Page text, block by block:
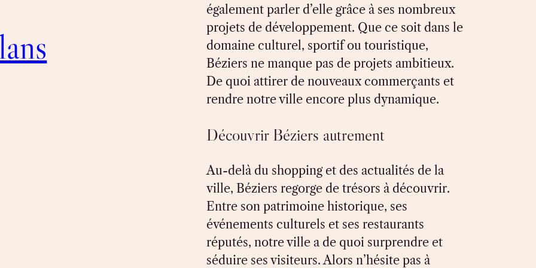
également parler d’elle grâce à ses nombreux
projets de développement. Que ce soit dans le
domaine culturel, sportif ou touristique,
Béziers ne manque pas de projets ambitieux.
De quoi attirer de nouveaux commerçants et
rendre notre ville encore plus dynamique.
Découvrir Béziers autrement
Au-delà du shopping et des actualités de la
ville, Béziers regorge de trésors à découvrir.
Entre son patrimoine historique, ses
événements culturels et ses restaurants
réputés, notre ville a de quoi surprendre et
séduire ses visiteurs. Alors n’hésite pas à